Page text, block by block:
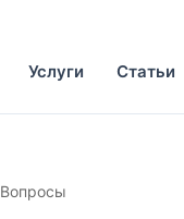
Услуги Статьи
Вопросы